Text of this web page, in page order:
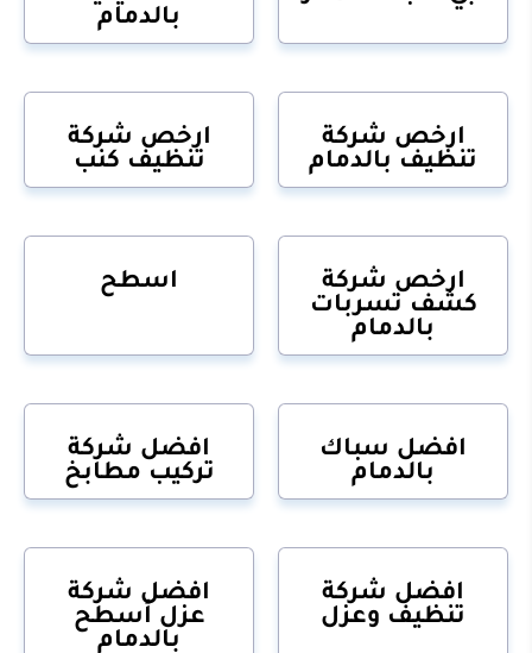
بالدمام
ارخص شركة
تنظيف بالدمام
ارخص شركة
تنظيف كنب
ارخص شركة
كشف تسربات
بالدمام
اسطح
افضل سباك
بالدمام
افضل شركة
تركيب مطابخ
افضل شركة
تنظيف وعزل
افضل شركة
عزل أسطح
بالدمام